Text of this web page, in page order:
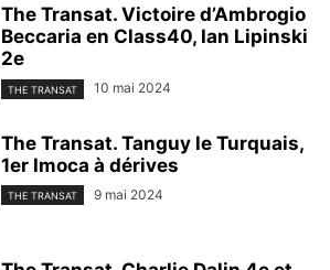
The Transat. Victoire d’Ambrogio
Beccaria en Class40, Ian Lipinski
2e
THE TRANSAT 10 mai 2024
The Transat. Tanguy le Turquais,
1er Imoca à dérives
THE TRANSAT 9 mai 2024